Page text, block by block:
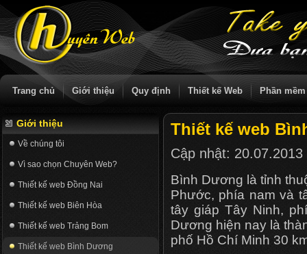
Trang chủ Giới thiệu Quy định Thiết kế Web Phần mềm
Giới thiệu
Về chúng tôi
Vì sao chọn Chuyên Web?
Thiết kế web Đồng Nai
Thiết kế web Biên Hòa
Thiết kế web Trảng Bom
Thiết kế web Bình Dương
Thiết kế web
Cập nhật: 20.07.2013
Bình Dương là tỉnh
Phước, phía nam và
tây giáp Tây Ninh,
Dương hiện nay là
phố Hồ Chí Minh 30